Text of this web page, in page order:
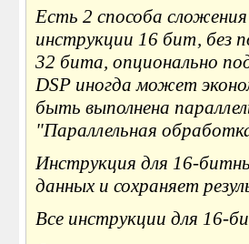
Есть 2 способа
инструкции 16 бит, без
32 бита, опционально
DSP иногда может
быть выполнена
"Параллельная
Инструкция для 16-
данных и сохраняет
Все инструкции для 16-